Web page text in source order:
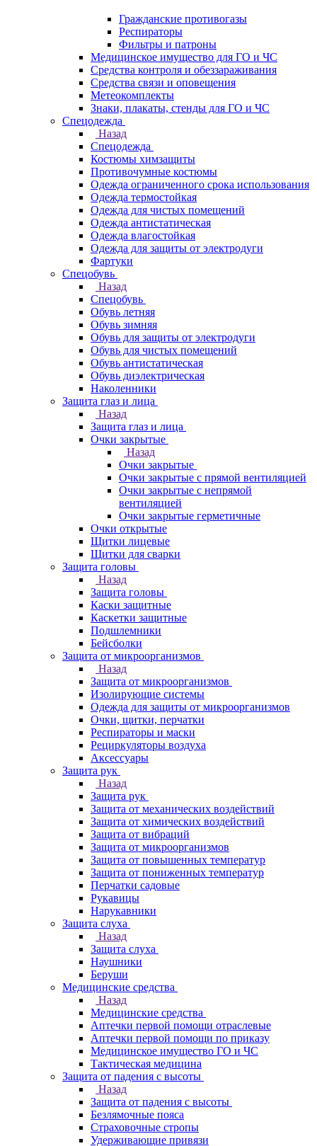
Гражданские противогазы
Респираторы
Фильтры и патроны
Медицинское имущество для ГО и ЧС
Средства контроля и обеззараживания
Средства связи и оповещения
Метеокомплекты
Знаки, плакаты, стенды для ГО и ЧС
Спецодежда
Назад
Спецодежда
Костюмы химзащиты
Противочумные костюмы
Одежда ограниченного срока использования
Одежда термостойкая
Одежда для чистых помещений
Одежда антистатическая
Одежда влагостойкая
Одежда для защиты от электродуги
Фартуки
Спецобувь
Назад
Спецобувь
Обувь летняя
Обувь зимняя
Обувь для защиты от электродуги
Обувь для чистых помещений
Обувь антистатическая
Обувь диэлектрическая
Наколенники
Защита глаз и лица
Назад
Защита глаз и лица
Очки закрытые
Назад
Очки закрытые
Очки закрытые с прямой вентиляцией
Очки закрытые с непрямой
вентиляцией
Очки закрытые герметичные
Очки открытые
Щитки лицевые
Щитки для сварки
Защита головы
Назад
Защита головы
Каски защитные
Каскетки защитные
Подшлемники
Бейсболки
Защита от микроорганизмов
Назад
Защита от микроорганизмов
Изолирующие системы
Одежда для защиты от микроорганизмов
Очки, щитки, перчатки
Респираторы и маски
Рециркуляторы воздуха
Аксессуары
Защита рук
Назад
Защита рук
Защита от механических воздействий
Защита от химических воздействий
Защита от вибраций
Защита от микроорганизмов
Защита от повышенных температур
Защита от пониженных температур
Перчатки садовые
Рукавицы
Нарукавники
Защита слуха
Назад
Защита слуха
Наушники
Беруши
Медицинские средства
Назад
Медицинские средства
Аптечки первой помощи отраслевые
Аптечки первой помощи по приказу
Медицинское имущество ГО и ЧС
Тактическая медицина
Защита от падения с высоты
Назад
Защита от падения с высоты
Безлямочные пояса
Страховочные стропы
Удерживающие привязи